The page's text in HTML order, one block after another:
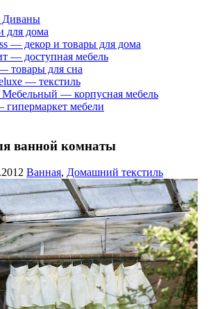
Диваны
для дома
— декор и товары для дома
— доступная мебель
товары для сна
— текстиль
— корпусная мебель
мебели
ванной комнаты
Ванная, Домашний текстиль